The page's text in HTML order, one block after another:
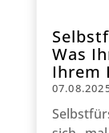
Was
Ihrem